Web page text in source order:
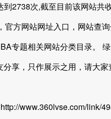
2738次,截至目前该网站共
官方网站网址入口，网站查
专题相关网站分类目录。
享，只作展示之用，请大
www.360lvse.com/link/